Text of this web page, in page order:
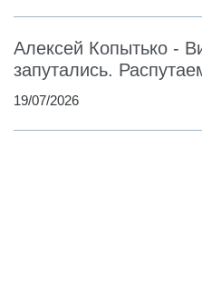
Алексей Копытько -
запутались.
19/07/2026